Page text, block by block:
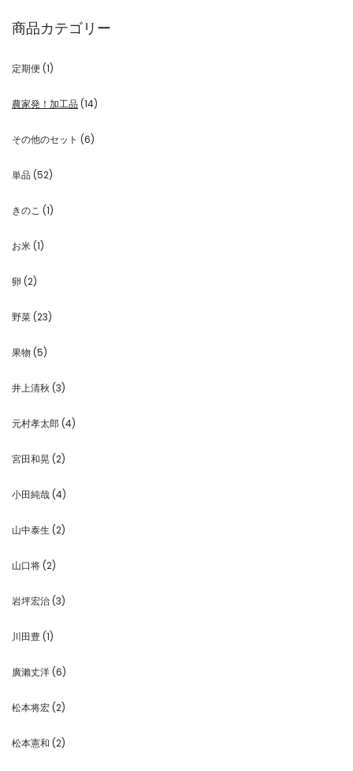
商品カテゴリー
定期便 (1)
農家発！加工品 (14)
その他のセット (6)
単品 (52)
きのこ (1)
お米 (1)
卵 (2)
野菜 (23)
果物 (5)
井上清秋 (3)
元村孝太郎 (4)
宮田和晃 (2)
小田純哉 (4)
山中泰生 (2)
山口将 (2)
岩坪宏治 (3)
川田豊 (1)
廣瀨丈洋 (6)
松本将宏 (2)
松本憲和 (2)